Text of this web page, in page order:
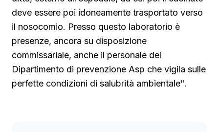
deve essere poi idoneamente trasportato verso
il nosocomio. Presso questo laboratorio è
presenze, ancora su disposizione
commissariale, anche il personale del
Dipartimento di prevenzione Asp che vigila sulle
perfette condizioni di salubrità ambientale".